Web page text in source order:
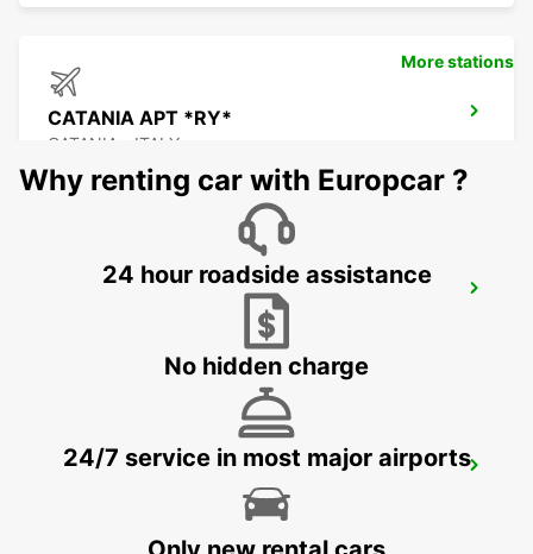
CATANIA APT *RY*
CATANIA - ITALY
AUGUSTA
More stations
Why renting car with Europcar ?
24 hour roadside assistance
No hidden charge
24/7 service in most major airports